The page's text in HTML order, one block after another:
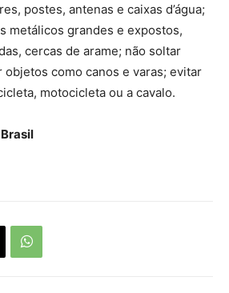
postes, antenas e caixas d’água;
metálicos grandes e expostos,
cercas de arame; não soltar
objetos como canos e varas; evitar
motocicleta ou a cavalo.